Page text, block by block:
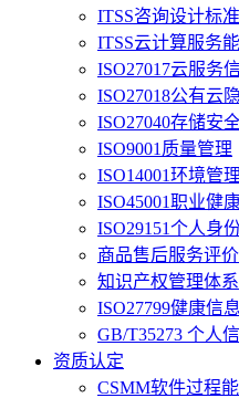
ITSS咨询设计标准
ITSS云计算服务
ISO27017云服务
ISO27018公有云
ISO27040存储安
ISO9001质量管理
ISO14001环境管理
ISO45001职业健
ISO29151个人身
商品售后服务评
知识产权管理体系
ISO27799健康信
GB/T35273 个人
资质认定
CSMM软件过程